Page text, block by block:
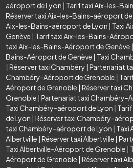
aéroport de Lyon | Tarif taxi Aix-les-
Réserver taxi Aix-les-Bains-aéroport de
Aix-les-Bains-aéroport de Lyon | Taxi
Genève | Tarif taxi Aix-les-Bains-
taxi Aix-les-Bains-Aéroport de Genève |
Bains-Aéroport de Genève | Taxi
| Réserver taxi Chambéry | Partenariat
Chambéry-Aéroport de Grenoble |
Aéroport de Grenoble | Réserver taxi
Grenoble | Partenariat taxi Chambéry-
Taxi Chambéry-aéroport de Lyon |
de Lyon | Réserver taxi Chambéry-
taxi Chambéry-aéroport de Lyon | Taxi
Albertville | Réserver taxi Albertville |
Taxi Albertville-Aéroport de Grenoble |
Aéroport de Grenoble | Réserver taxi